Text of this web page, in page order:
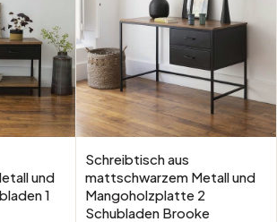
und
1
Schreibtisch aus
mattschwarzem Metall und
Mangoholzplatte 2
Schubladen Brooke